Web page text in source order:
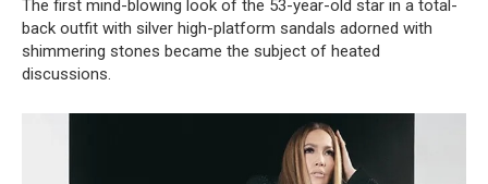
The first mind-blowing look of the 53-year-old star in a total-
back outfit with silver high-platform sandals adorned with
shimmering stones became the subject of heated
discussions.